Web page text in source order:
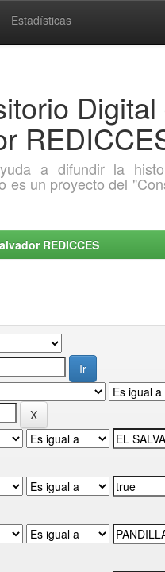
Estadísticas
a difundir la
es un proyecto del
REDICCES